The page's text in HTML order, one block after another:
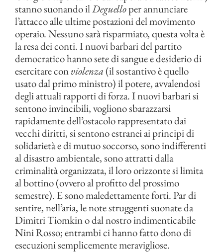
stanno suonando ilDeguelloper annunciare
l’attacco alle ultime postazioni del movimento
operaio. Nessuno sarà risparmiato, questa volta è
la resa dei conti. I nuovi barbari del partito
democratico hanno sete di sangue e desiderio di
esercitare conviolenza(il sostantivo è quello
usato dal primo ministro) il potere, avvalendosi
degli attuali rapporti di forza. I nuovi barbari si
sentono invincibili, vogliono sbarazzarsi
rapidamente dell’ostacolo rappresentato dai
vecchi diritti, si sentono estranei ai principi di
solidarietà e di mutuo soccorso, sono indifferenti
al disastro ambientale, sono attratti dalla
criminalità organizzata, il loro orizzonte si limita
al bottino (ovvero al profitto del prossimo
semestre). E sono maledettamente forti. Par di
sentire, nell’aria, le note struggenti suonate da
Dimitri Tiomkin o dal nostro indimenticabile
Nini Rosso; entrambi ci hanno fatto dono di
esecuzioni semplicemente meravigliose.